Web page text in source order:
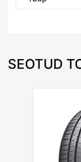
SEOTUD